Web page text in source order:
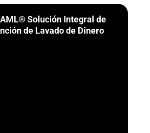
Solución Integral de
de Lavado de Dinero